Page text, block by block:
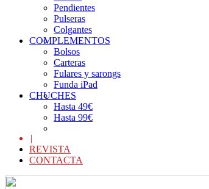
Pendientes
Pulseras
Colgantes
COMPLEMENTOS
Bolsos
Carteras
Fulares y sarongs
Funda iPad
CHUCHES
Hasta 49€
Hasta 99€
|
REVISTA
CONTACTA